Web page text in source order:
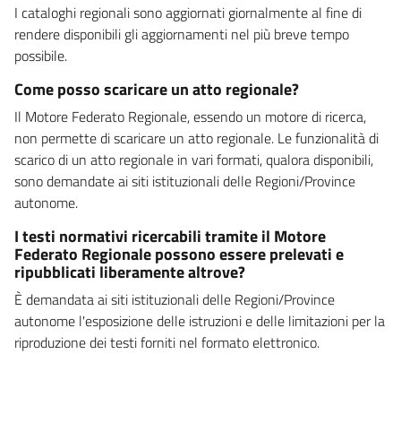
I cataloghi regionali sono aggiornati giornalmente al fine di
rendere disponibili gli aggiornamenti nel più breve tempo
possibile.
Come posso scaricare un atto regionale?
Il Motore Federato Regionale, essendo un motore di ricerca,
non permette di scaricare un atto regionale. Le funzionalità di
scarico di un atto regionale in vari formati, qualora disponibili,
sono demandate ai siti istituzionali delle Regioni/Province
autonome.
I testi normativi ricercabili tramite il Motore
Federato Regionale possono essere prelevati e
ripubblicati liberamente altrove?
È demandata ai siti istituzionali delle Regioni/Province
autonome l'esposizione delle istruzioni e delle limitazioni per la
riproduzione dei testi forniti nel formato elettronico.